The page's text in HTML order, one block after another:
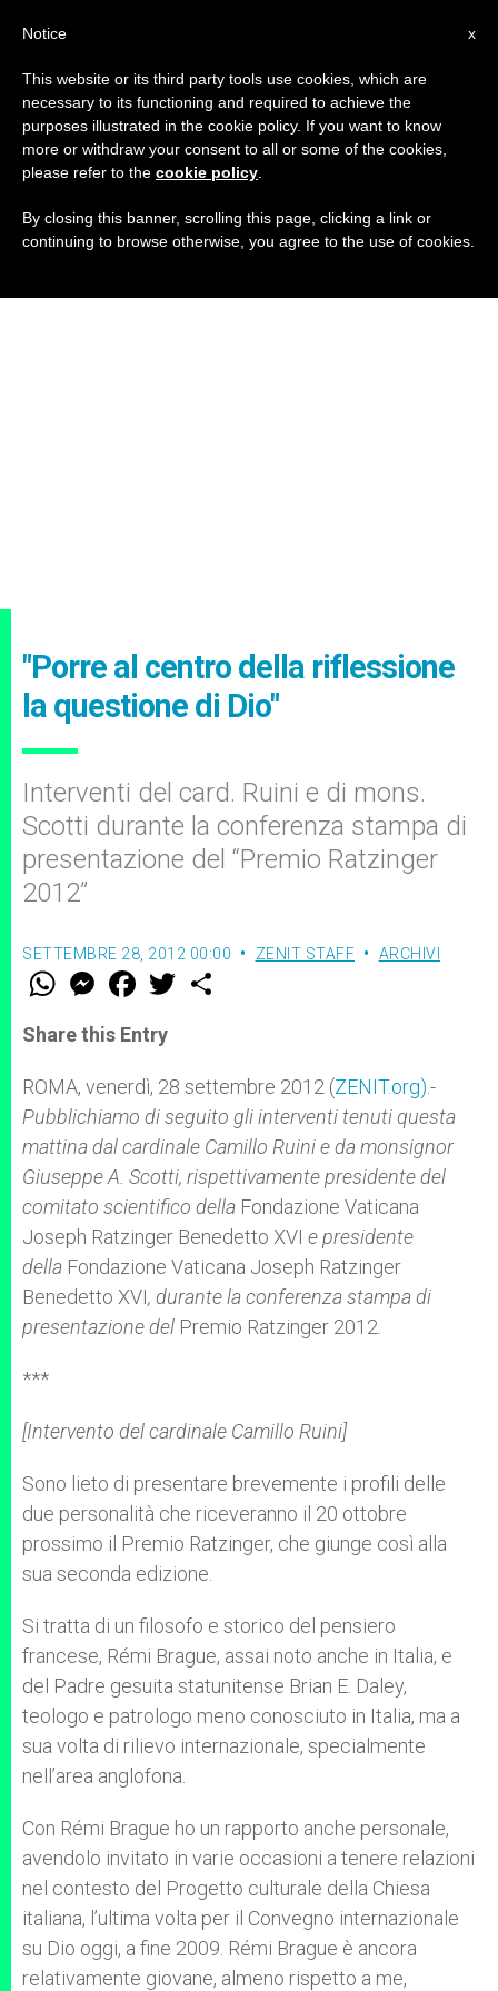
"Porre al centro della riflessione
la questione di Dio"
Interventi del card. Ruini e di mons.
Scotti durante la conferenza stampa di
presentazione del “Premio Ratzinger
2012”
SETTEMBRE 28, 2012 00:00 ZENIT STAFF ARCHIVI
W
t
s
p
p
M
e
s
e
g
e
r
F
a
e
b
o
k
w
r
Share this Entry
ROMA, venerdì, 28 settembre 2012 (ZENIT.org).-
Pubblichiamo di seguito gli interventi tenuti questa
mattina dal cardinale Camillo Ruini e da monsignor
Giuseppe A. Scotti, rispettivamente presidente del
comitato scientifico della Fondazione Vaticana
Joseph Ratzinger Benedetto XVI e presidente
della Fondazione Vaticana Joseph Ratzinger
Benedetto XVI, durante la conferenza stampa di
presentazione del Premio Ratzinger 2012
***
[Intervento del cardinale Camillo Ruini]
Sono lieto di presentare brevemente i profili delle
due personalità che riceveranno il 20 ottobre
prossimo il Premio Ratzinger, che giunge così alla
sua seconda edizione.
Si tratta di un filosofo e storico del pensiero
francese, Rémi Brague, assai noto anche in Italia, e
del Padre gesuita statunitense Brian E. Daley,
teologo e patrologo meno conosciuto in Italia, ma a
sua volta di rilievo internazionale, specialmente
nell’area anglofona.
Con Rémi Brague ho un rapporto anche personale,
avendolo invitato in varie occasioni a tenere relazioni
nel contesto del Progetto culturale della Chiesa
italiana, l’ultima volta per il Convegno internazionale
su Dio oggi, a fine 2009. Rémi Brague è ancora
relativamente giovane, almeno rispetto a me,
x
Notice
This website or its third party tools use cookies, which are
necessary to its functioning and required to achieve the
purposes illustrated in the cookie policy. If you want to know
more or withdraw your consent to all or some of the cookies,
please refer to the cookie policy
By closing this banner, scrolling this page, clicking a link or
continuing to browse otherwise, you agree to the use of cookies.